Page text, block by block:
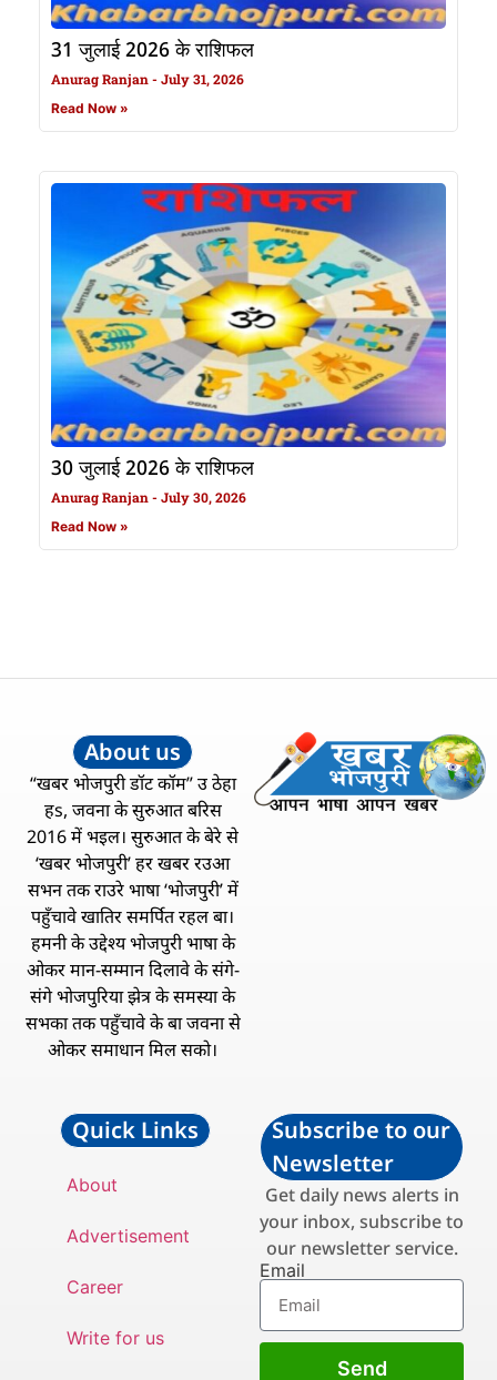
31 जुलाई 2026 के राशिफल
Anurag Ranjan July 31, 2026
Read Now »
30 जुलाई 2026 के राशिफल
Anurag Ranjan July 30, 2026
Read Now »
About us
“खबर भोजपुरी डॉट कॉम” उ ठेहा
हs, जवना के सुरुआत बरिस
2016 में भइल। सुरुआत के बेरे से
‘खबर भोजपुरी’ हर खबर रउआ
सभन तक राउरे भाषा ‘भोजपुरी’ में
पहुँचावे खातिर समर्पित रहल बा।
हमनी के उद्देश्य भोजपुरी भाषा के
ओकर मान-सम्मान दिलावे के संगे-
संगे भोजपुरिया झेत्र के समस्या के
सभका तक पहुँचावे के बा जवना से
ओकर समाधान मिल सको।
Quick Links
About
Advertisement
Career
Write for us
Subscribe to our
Newsletter
Get daily news alerts in
your inbox, subscribe to
our newsletter service.
Email
Send